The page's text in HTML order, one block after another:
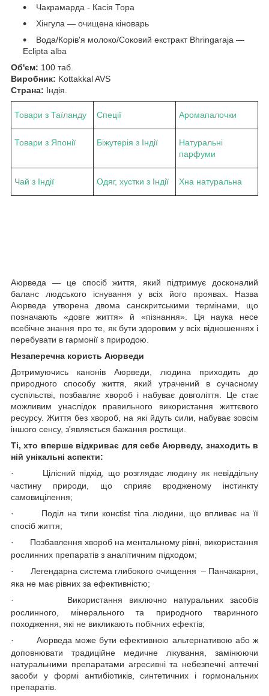
Чакрамарда - Касія Тора
Хінгула — очищена кіноварь
Вода/Корів'я молоко/Соковий екстракт Bhringaraja —
Eclipta alba
Об'єм: 100 таб.
Виробник: Kottakkal AVS
Страна: Індія.
Товари з Таїланду Спеції Аромапалочки
Товари з Японії Біжутерія з Індії
Натуральні
парфуми
Чай з Індії Одяг, хустки з Індії Хна натуральна
Аюрведа — це спосіб життя, який підтримує досконалий
баланс людського існування у всіх його проявах. Назва
Аюрведа утворена двома санскритськими термінами, що
позначають «довге життя» й «пізнання». Ця наука несе
всебічне знання про те, як бути здоровим у всіх відношеннях і
перебувати в гармонії з природою.
Незаперечна користь Аюрведи
Дотримуючись канонів Аюрведи, людина приходить до
природного способу життя, який утрачений в сучасному
суспільстві, позбавляє хвороб і набуває довголіття. Це стає
можливим унаслідок правильного використання життєвого
ресурсу. Життя без хвороб, на які йдуть сили, набуває зовсім
іншого сенсу, з'являється бажання ростищи.
Ті, хто вперше відкриває для себе Аюрведу, знаходить в
ній унікальні аспекти:
·
Цілісний підхід, що розглядає людину як невіддільну
частину природи, що сприяє вродженому інстинкту
самовицілення;
·
Поділ на типи консtist тіла людини, що впливає на її
спосіб життя;
·
Позбавлення хвороб на ментальному рівні, використання
рослинних препаратів з аналітичним підходом;
·
Легендарна система глибокого очищення – Панчакарня,
яка не має рівних за ефективністю;
·
Використання виключно натуральних засобів
рослинного, мінерального та природного тваринного
походження, які не викликають побічних ефектів;
·
Аюрведа може бути ефективною альтернативою або ж
доповнювати традиційне медичне лікування, замінюючи
натуральними препаратами агресивні та небезпечні аптечні
засоби у формі антибіотиків, синтетичних і гормональних
препаратів.